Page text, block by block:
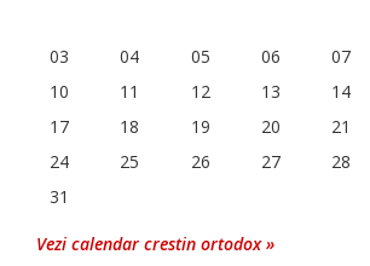
03
04 05 06 07
10
11 12 13 14
17
18 19 20 21
24
25 26 27 28
31
Vezi calendar crestin ortodox »